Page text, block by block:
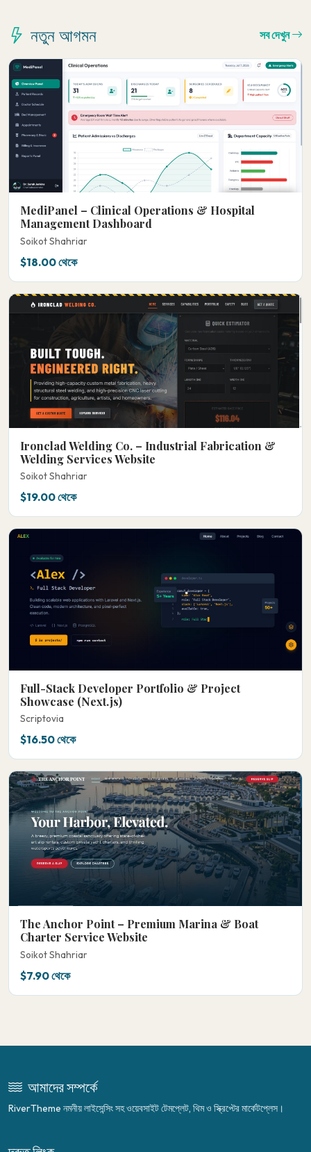
নতুন আগমন সব দেখুন
MediPanel – Clinical Operations & Hospital
Management Dashboard
Soikot Shahriar
$18.00 থেকে
Ironclad Welding Co. – Industrial Fabrication &
Welding Services Website
Soikot Shahriar
$19.00 থেকে
Full-Stack Developer Portfolio & Project
Showcase (Next.js)
Scriptovia
$16.50 থেকে
The Anchor Point – Premium Marina & Boat
Charter Service Website
Soikot Shahriar
$7.90 থেকে
আমাদের সম্পর্কে
RiverTheme নমনীয় লাইসেন্সিং সহ ওয়েবসাইট টেমপ্লেট, থিম ও স্ক্রিপ্টের মার্কেটপ্লেস।